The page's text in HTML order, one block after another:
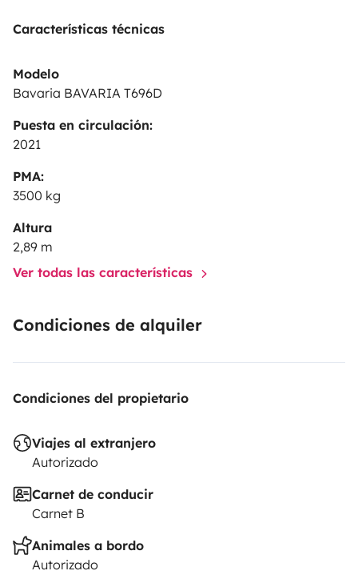
Características técnicas
Modelo
Bavaria BAVARIA T696D
Puesta en circulación:
2021
PMA:
3500 kg
Altura
2,89 m
Ver todas las características
Condiciones de alquiler
Condiciones del propietario
Viajes al extranjero
Autorizado
Carnet de conducir
Carnet B
Animales a bordo
Autorizado